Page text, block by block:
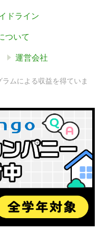
ドライン
ついて
運営会社
ムによる収益を得ていま